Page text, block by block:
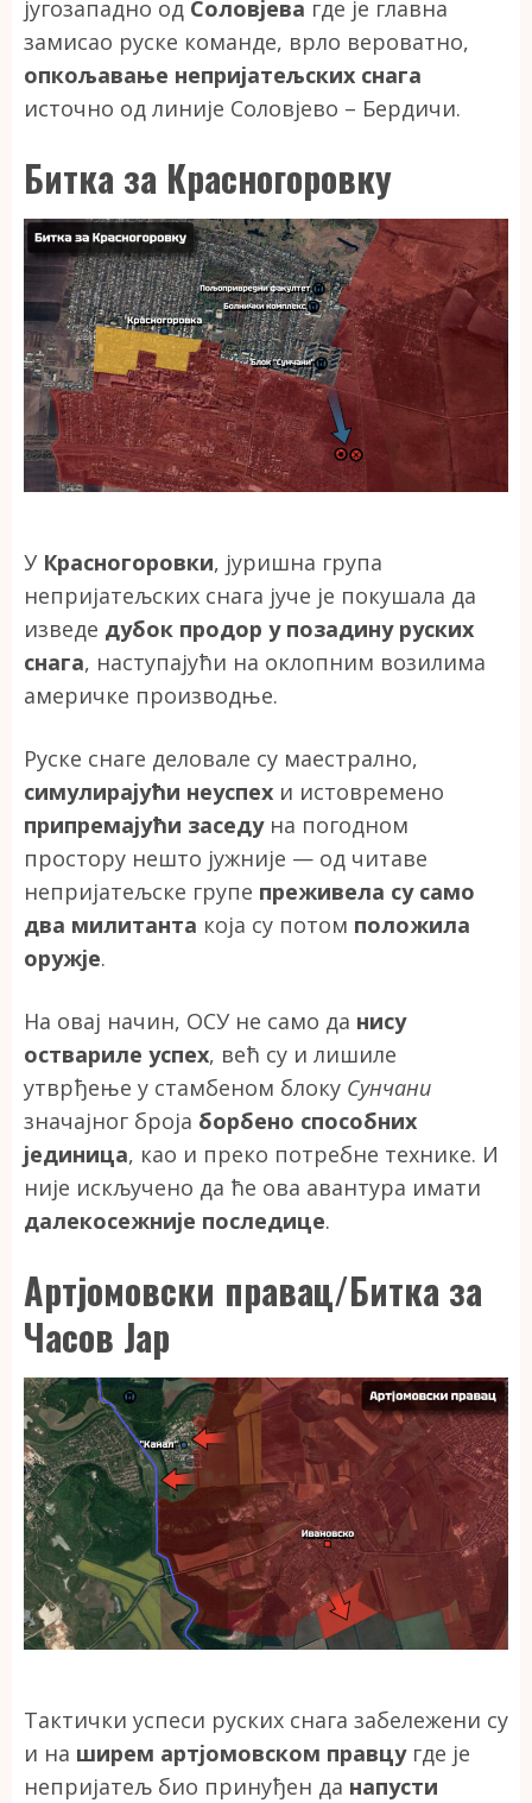
југозападно од Соловјева где је главна
замисао руске команде, врло вероватно,
опкољавање непријатељских снага
источно од линије Соловјево – Бердичи.
Битка за Красногоровку
У Красногоровки, јуришна група
непријатељских снага јуче је покушала да
изведе дубок продор у позадину руских
снага, наступајући на оклопним возилима
америчке производње.
Руске снаге деловале су маестрално,
симулирајући неуспех и истовремено
припремајући заседуна погодном
простору нешто јужније — од читаве
непријатељске групе преживела су само
два милитанта која су потом положила
оружје.
На овај начин, ОСУ не само да нису
оствариле успех, већ су и лишиле
утврђење у стамбеном блоку Сунчани
значајног броја борбено способних
јединица, као и преко потребне технике. И
није искључено да ће ова авантура имати
далекосежније последице.
Артјомовски правац/Битка за
Часов Јар
Тактички успеси руских снага забележени су
и на ширем артјомовском правцу где је
непријатељ био принуђен да напусти